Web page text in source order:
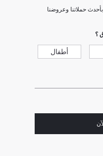
حملاتنا وعروضنا
؟
أطفال